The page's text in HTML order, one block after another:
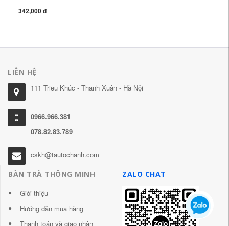
342,000 đ
LIÊN HỆ
111 Triều Khúc - Thanh Xuân - Hà Nội
0966.966.381
078.82.83.789
cskh@tautochanh.com
BÀN TRÀ THÔNG MINH
Giới thiệu
Hướng dẫn mua hàng
Thanh toán và giao nhận
ZALO CHAT